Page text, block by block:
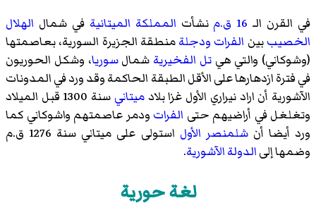
في القرن الـ 16 ق.م نشأت المملكة الميتانية في شمال الهلال
الخصيببين الفرات ودجلةمنطقة الجزيرة السورية، بعاصمتها
(وشوكاني) والتي هيتل الفخيرية شمالسوريا، وشكل الحوريون
في فترة ازدهارها على الأقل الطبقة الحاكمة وقد ورد في المدونات
الآشورية أن اراد نيراري الأول غزا بلادميتاني سنة 1300 قبل الميلاد
وتغلغل في أراضيهم حتى الفرات ودمر عاصمتهم واشوكاني كما
ورد أيضا أنشلمنصر الأول استولى على ميتاني سنة 1276 ق.م
وضمها إلىالدولة الآشورية.
لغة حورية